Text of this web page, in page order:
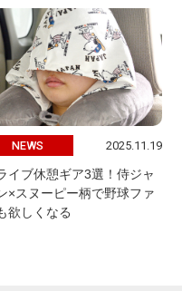
NEWS 2025.11.19
イブ休憩ギア3選！侍ジャ
×スヌーピー柄で野球ファ
欲しくなる